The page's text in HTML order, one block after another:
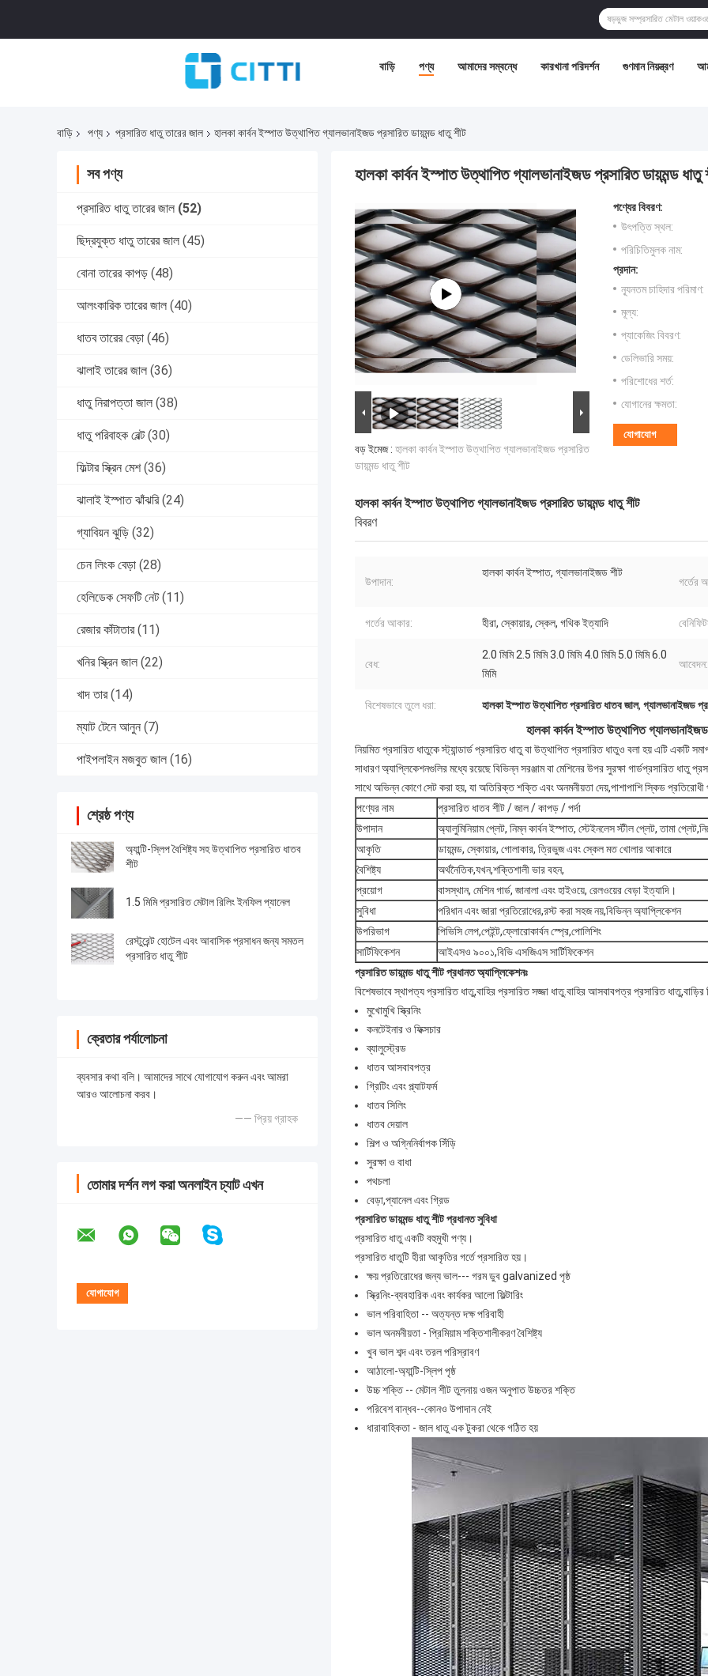
বাড়ি পণ্য আমাদের সম্বন্ধে কারখানা পরিদর্শন গুণমান নিয়ন্ত্রণ
বাড়ি পণ্য প্রসারিত ধাতু তারের জাল হালকা কার্বন ইস্পাত উত্থাপিত গ্যালভানাইজড প্রসারিত ডায়মন্ড ধাতু শীট
সব পণ্য
প্রসারিত ধাতু তারের জাল (52)
ছিদ্রযুক্ত ধাতু তারের জাল (45)
বোনা তারের কাপড় (48)
আলংকারিক তারের জাল (40)
ধাতব তারের বেড়া (46)
ঝালাই তারের জাল (36)
ধাতু নিরাপত্তা জাল (38)
ধাতু পরিবাহক বেল্ট (30)
ফিল্টার স্ক্রিন মেশ (36)
ঝালাই ইস্পাত ঝাঁঝরি (24)
গ্যাবিয়ন ঝুড়ি (32)
চেন লিংক বেড়া (28)
হেলিডেক সেফটি নেট (11)
রেজার কাঁটাতার (11)
খনির স্ক্রিন জাল (22)
খাদ তার (14)
ম্যাট টেনে আনুন (7)
পাইপলাইন মজবুত জাল (16)
শ্রেষ্ঠ পণ্য
অ্যান্টি-স্লিপ বৈশিষ্ট্য সহ উত্থাপিত প্রসারিত ধাতব
শীট
1.5 মিমি প্রসারিত মেটাল রিলিং ইনফিল প্যানেল
রেস্টুরেন্ট হোটেল এবং আবাসিক প্রসাধন জন্য সমতল
প্রসারিত ধাতু শীট
ক্রেতার পর্যালোচনা
ব্যবসার কথা বলি। আমাদের সাথে যোগাযোগ করুন এবং আমরা
আরও আলোচনা করব।
—— প্রিয় গ্রাহক
তোমার দর্শন লগ করা অনলাইন চ্যাট এখন
হালকা কার্বন ইস্পাত উত্থাপিত গ্যালভানাইজড প্রসারিত ডায়মন্ড ধাতু
বড় ইমেজ : হালকা কার্বন ইস্পাত উত্থাপিত গ্যালভানাইজড প্রসারিত
ডায়মন্ড ধাতু শীট
পণ্যের বিবরণ:
উৎপত্তি স্থল:
পরিচিতিমুলক নাম:
প্রদান:
ন্যূনতম চাহিদার পরিমাণ:
মূল্য:
প্যাকেজিং বিবরণ:
ডেলিভারি সময়:
পরিশোধের শর্ত:
যোগানের ক্ষমতা:
যোগাযোগ
হালকা কার্বন ইস্পাত উত্থাপিত গ্যালভানাইজড প্রসারিত ডায়মন্ড ধাতু শীট
বিবরণ
উপাদান:
হালকা কার্বন ইস্পাত, গ্যালভানাইজড শীট
গর্তের
গর্তের আকার: হীরা, স্কোয়ার, স্কেল, গথিক ইত্যাদি
বেধ:
2.0 মিমি 2.5 মিমি 3.0 মিমি 4.0 মিমি 5.0 মিমি 6.0
মিমি
আবেদন:
বিশেষভাবে তুলে ধরা: হালকা ইস্পাত উত্থাপিত প্রসারিত ধাতব জাল, গ্যালভানাইজড
হালকা কার্বন ইস্পাত উত্থাপিত
নিয়মিত প্রসারিত ধাতুকে স্ট্যান্ডার্ড প্রসারিত ধাতু বা উত্থাপিত প্রসারিত ধাতুও বলা হয় এটি
সাধারণ অ্যাপ্লিকেশনগুলির মধ্যে রয়েছে বিভিন্ন সরঞ্জাম বা মেশিনের উপর সুরক্ষা গার্ডপ্রসারিত ধাতু
সাথে অভিন্ন কোণে সেট করা হয়, যা অতিরিক্ত শক্তি এবং অনমনীয়তা দেয়,পাশাপাশি স্কিড প্রতিরোধী
পণ্যের নাম
প্রসারিত ধাতব শীট / জাল / কাপড় / পর্দা
উপাদান
অ্যালুমিনিয়াম প্লেট, নিম্ন কার্বন ইস্পাত, স্টেইনলেস স্টীল প্লেট, তামা
আকৃতি
ডায়মন্ড, স্কোয়ার, গোলাকার, ত্রিভুজ এবং স্কেল মত খোলার আকারে
বৈশিষ্ট্য
অর্থনৈতিক,যখন,শক্তিশালী ভার বহন,
প্রয়োগ
বাসস্থান, মেশিন গার্ড, জানালা এবং হাইওয়ে, রেলওয়ের বেড়া ইত্যাদি।
সুবিধা
পরিধান এবং জারা প্রতিরোধের,রস্ট করা সহজ নয়,বিভিন্ন অ্যাপ্লিকেশন
উপরিভাগ
পিভিসি লেপ,পেইন্ট,ফ্লোরোকার্বন স্প্রে,পোলিশিং
সার্টিফিকেশন
আইএসও ৯০০১,বিভি এসজিএস সার্টিফিকেশন
প্রসারিত ডায়মন্ড ধাতু শীট প্রধানত অ্যাপ্লিকেশনঃ
বিশেষভাবে স্থাপত্য প্রসারিত ধাতু,বাহির প্রসারিত সজ্জা ধাতু.বাহির আসবাবপত্র প্রসারিত ধাতু,বাড়ির
মুখোমুখি স্ক্রিনিং
কনটেইনার ও ফিক্সচার
ব্যালুস্ট্রেড
ধাতব আসবাবপত্র
গ্রিটিং এবং প্ল্যাটফর্ম
ধাতব সিলিং
ধাতব দেয়াল
শিল্প ও অগ্নিনির্বাপক সিঁড়ি
সুরক্ষা ও বাধা
পথচলা
বেড়া,প্যানেল এবং গ্রিড
প্রসারিত ডায়মন্ড ধাতু শীটপ্রধানত সুবিধা
প্রসারিত ধাতু একটি বহুমুখী পণ্য।
প্রসারিত ধাতুটি হীরা আকৃতির গর্তে প্রসারিত হয়।
ক্ষয় প্রতিরোধের জন্য ভাল--- গরম ডুব galvanized পৃষ্ঠ
স্ক্রিনিং-ব্যবহারিক এবং কার্যকর আলো ফিল্টারিং
ভাল পরিবাহিতা -- অত্যন্ত দক্ষ পরিবাহী
ভাল অনমনীয়তা - প্রিমিয়াম শক্তিশালীকরণ বৈশিষ্ট্য
খুব ভাল শব্দ এবং তরল পরিস্রাবণ
আঠালো-অ্যান্টি-স্লিপ পৃষ্ঠ
উচ্চ শক্তি -- মেটাল শীট তুলনায় ওজন অনুপাত উচ্চতর শক্তি
পরিবেশ বান্ধব--কোনও উপাদান নেই
ধারাবাহিকতা - জাল ধাতু এক টুকরা থেকে গঠিত হয়